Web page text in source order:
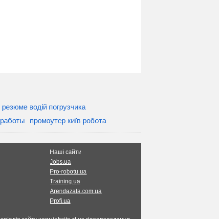
резюме водій погрузчика
промоутер київ робота
Наші сайти
Jobs.ua
Pro-robotu.ua
Training.ua
Arendazala.com.ua
Profi.ua